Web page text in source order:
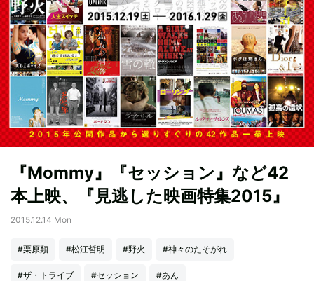
『Mommy』『セッション』など42
本上映、『見逃した映画特集2015』
2015.12.14 Mon
#栗原類 #松江哲明 #野火 #神々のたそがれ
#ザ・トライブ #セッション #あん